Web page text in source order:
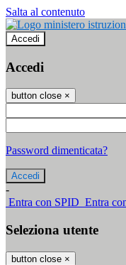
Salta al contenuto
Accedi
Accedi
button close ×
Password dimenticata?
-
Entra con SPID Entra
Seleziona utente
button close ×